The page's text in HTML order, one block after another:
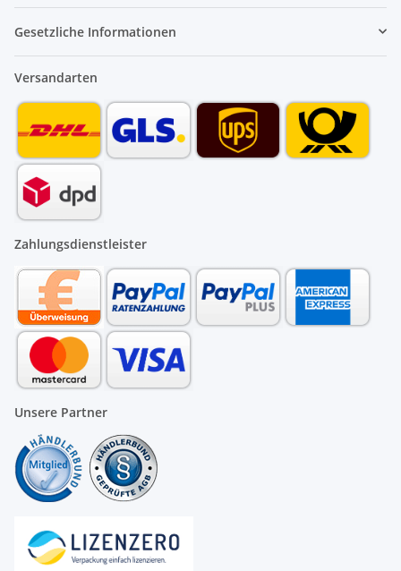
Gesetzliche Informationen
Versandarten
Zahlungsdienstleister
Unsere Partner